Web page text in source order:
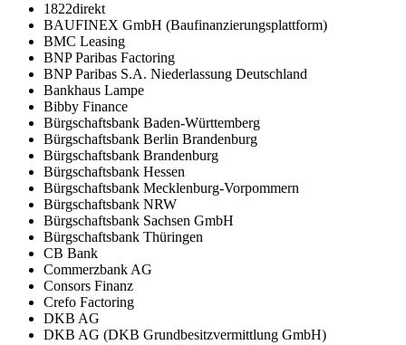
1822direkt
BAUFINEX GmbH (Baufinanzierungsplattform)
BMC Leasing
BNP Paribas Factoring
BNP Paribas S.A. Niederlassung Deutschland
Bankhaus Lampe
Bibby Finance
Bürgschaftsbank Baden-Württemberg
Bürgschaftsbank Berlin Brandenburg
Bürgschaftsbank Brandenburg
Bürgschaftsbank Hessen
Bürgschaftsbank Mecklenburg-Vorpommern
Bürgschaftsbank NRW
Bürgschaftsbank Sachsen GmbH
Bürgschaftsbank Thüringen
CB Bank
Commerzbank AG
Consors Finanz
Crefo Factoring
DKB AG
DKB AG (DKB Grundbesitzvermittlung GmbH)